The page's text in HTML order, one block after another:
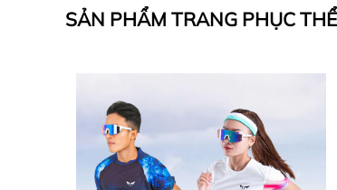
SẢN PHẨM TRANG PHỤC